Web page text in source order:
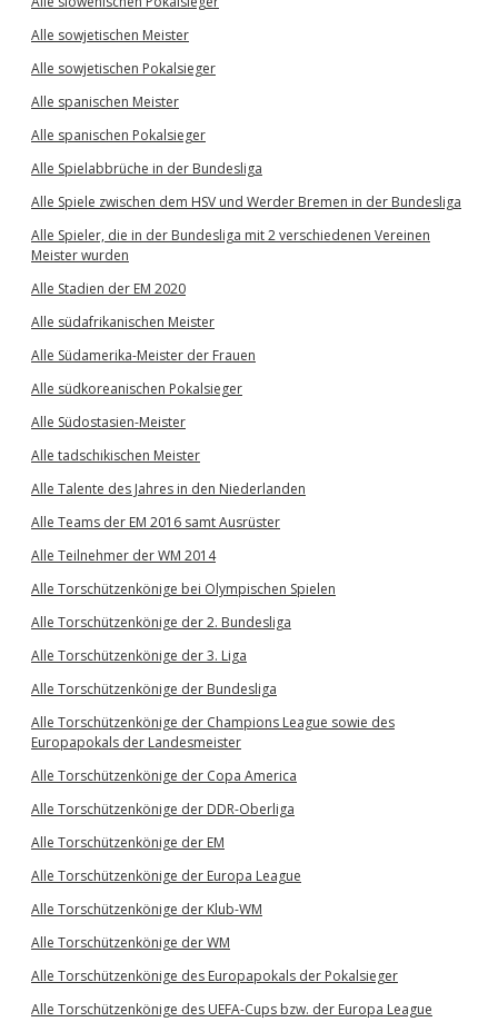
Alle sowjetischen Meister
Alle sowjetischen Pokalsieger
Alle spanischen Meister
Alle spanischen Pokalsieger
Alle Spielabbrüche in der Bundesliga
Alle Spiele zwischen dem HSV und Werder Bremen in der Bundesliga
Alle Spieler, die in der Bundesliga mit 2 verschiedenen Vereinen
Meister wurden
Alle Stadien der EM 2020
Alle südafrikanischen Meister
Alle Südamerika-Meister der Frauen
Alle südkoreanischen Pokalsieger
Alle Südostasien-Meister
Alle tadschikischen Meister
Alle Talente des Jahres in den Niederlanden
Alle Teams der EM 2016 samt Ausrüster
Alle Teilnehmer der WM 2014
Alle Torschützenkönige bei Olympischen Spielen
Alle Torschützenkönige der 2. Bundesliga
Alle Torschützenkönige der 3. Liga
Alle Torschützenkönige der Bundesliga
Alle Torschützenkönige der Champions League sowie des
Europapokals der Landesmeister
Alle Torschützenkönige der Copa America
Alle Torschützenkönige der DDR-Oberliga
Alle Torschützenkönige der EM
Alle Torschützenkönige der Europa League
Alle Torschützenkönige der Klub-WM
Alle Torschützenkönige der WM
Alle Torschützenkönige des Europapokals der Pokalsieger
Alle Torschützenkönige des UEFA-Cups bzw. der Europa League